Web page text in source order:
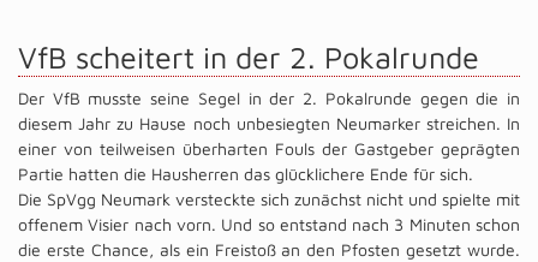
VfB scheitert in der 2. Pokalrunde
Der VfB musste seine Segel in der 2. Pokalrunde gegen die in
diesem Jahr zu Hause noch unbesiegten Neumarker streichen. In
einer von teilweisen überharten Fouls der Gastgeber geprägten
Partie hatten die Hausherren das glücklichere Ende für sich.
Die SpVgg Neumark versteckte sich zunächst nicht und spielte mit
offenem Visier nach vorn. Und so entstand nach 3 Minuten schon
die erste Chance, als ein Freistoß an den Pfosten gesetzt wurde.